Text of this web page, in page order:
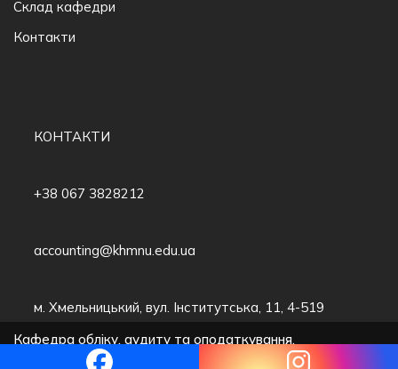
Склад кафедри
Контакти
КОНТАКТИ
+38 067 3828212
accounting@khmnu.edu.ua
м. Хмельницький, вул. Інститутська, 11, 4-519
Кафедра обліку, аудиту та оподаткування,
Хмельницький національний університет